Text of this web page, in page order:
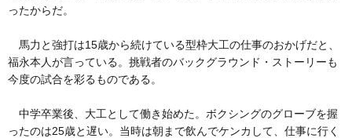
ったからだ。
馬力と強打は15歳から続けている型枠大工の仕事のおかげだと、
福永本人が言っている。挑戦者のバックグラウンド・ストーリーも
今度の試合を彩るものである。
中学卒業後、大工として働き始めた。ボクシングのグローブを握
ったのは25歳と遅い。当時は朝まで飲んでケンカして、仕事に行く